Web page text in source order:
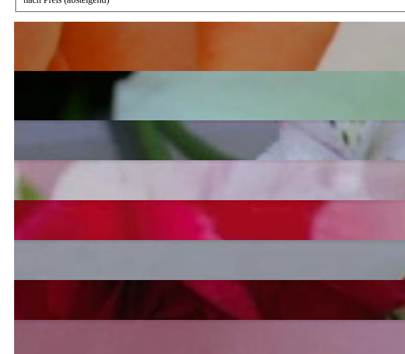
Preis auf Anfrage
Exquisiter Brillanten Armreif mit Südseeperle (15 mm)
Feinstes Süßwasser Perlen Brillanten Armband
Feinstes Multicolor Süßwasser Perlen Brillanten Armband
6.410,00 €
Apartes Süßwasser Perlen Armband mit Brillanten
Dreireihiges Süßwasserperlen Brillanten Armband in Gelbgold